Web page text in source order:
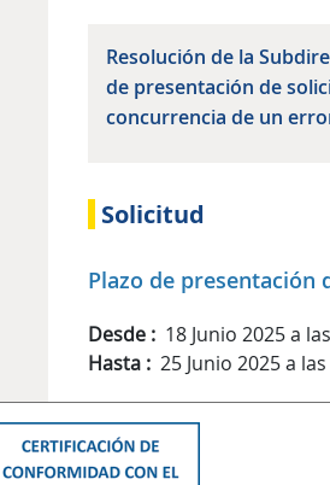
Resolución de la
de presentación de
concurrencia de un
Solicitud
Plazo de presentación
Desde
18 Junio 2025 a
Hasta
25 Junio 2025 a